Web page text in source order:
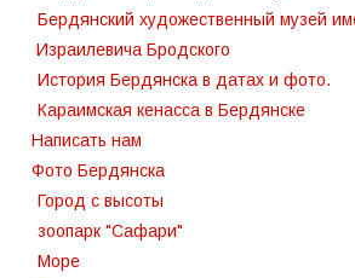
Бердянский художественный музей
Израилевича Бродского
История Бердянска в датах и фото.
Караимская кенасса в Бердянске
Написать нам
Фото Бердянска
Город с высоты
зоопарк "Сафари"
Море